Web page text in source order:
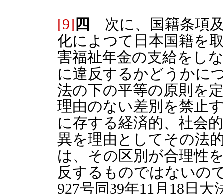
[9] 四
次に、国籍条項
化によつて日本国籍を
害福祉年金の支給をし
に違反するかどうかに
法の下の平等の原則を
理由のない差別を禁止
に存する経済的、社会
異を理由としてその法
は、その区別が合理性
反するものではないの
927号同39年11月18日